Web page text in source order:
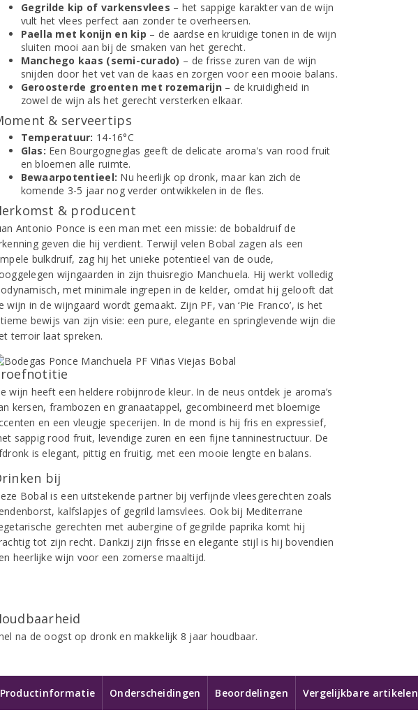
Gegrilde kip of varkensvlees – het sappige karakter van de wijn
vult het vlees perfect aan zonder te overheersen.
Paella met konijn en kip – de aardse en kruidige tonen in de wijn
sluiten mooi aan bij de smaken van het gerecht.
Manchego kaas (semi-curado) – de frisse zuren van de wijn
snijden door het vet van de kaas en zorgen voor een mooie balans.
Geroosterde groenten met rozemarijn– de kruidigheid in
zowel de wijn als het gerecht versterken elkaar.
& serveertips
Temperatuur: 14-16°C
Glas: Een Bourgogneglas geeft de delicate aroma's van rood fruit
en bloemen alle ruimte.
Bewaarpotentieel: Nu heerlijk op dronk, maar kan zich de
komende 3-5 jaar nog verder ontwikkelen in de fles.
& producent
Antonio Ponce is een man met een missie: de bobaldruif de
geven die hij verdient. Terwijl velen Bobal zagen als een
bulkdruif, zag hij het unieke potentieel van de oude,
wijngaarden in zijn thuisregio Manchuela. Hij werkt volledig
met minimale ingrepen in de kelder, omdat hij gelooft dat
wijn in de wijngaard wordt gemaakt. Zijn PF, van ‘Pie Franco’, is het
bewijs van zijn visie: een pure, elegante en springlevende wijn die
terroir laat spreken.
wijn heeft een heldere robijnrode kleur. In de neus ontdek je aroma’s
kersen, frambozen en granaatappel, gecombineerd met bloemige
en een vleugje specerijen. In de mond is hij fris en expressief,
sappig rood fruit, levendige zuren en een fijne tanninestructuur. De
is elegant, pittig en fruitig, met een mooie lengte en balans.
bij
Bobal is een uitstekende partner bij verfijnde vleesgerechten zoals
kalfslapjes of gegrild lamsvlees. Ook bij Mediterrane
gerechten met aubergine of gegrilde paprika komt hij
tot zijn recht. Dankzij zijn frisse en elegante stijl is hij bovendien
heerlijke wijn voor een zomerse maaltijd.
na de oogst op dronk en makkelijk 8 jaar houdbaar.
Productinformatie Onderscheidingen Beoordelingen Vergelijkbare artikelen